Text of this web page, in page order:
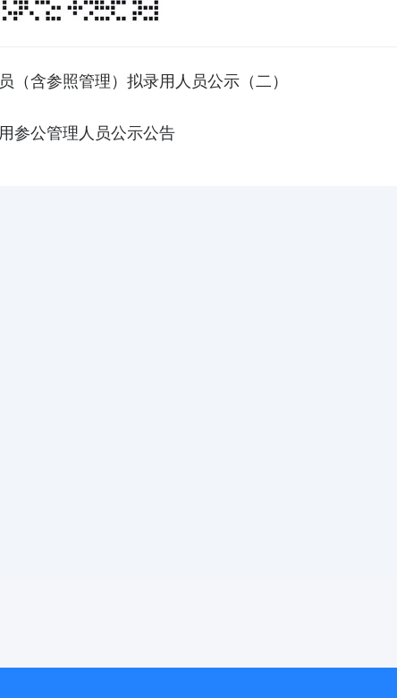
（含参照管理）拟录用人员公示（二）
参公管理人员公示公告